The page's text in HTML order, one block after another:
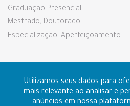
Utilizamos seus dados para
mais relevante ao analisar e
anúncios em nossa
Graduação Presencial
Mestrado, Doutorado
Especialização, Aperfeiçoamento